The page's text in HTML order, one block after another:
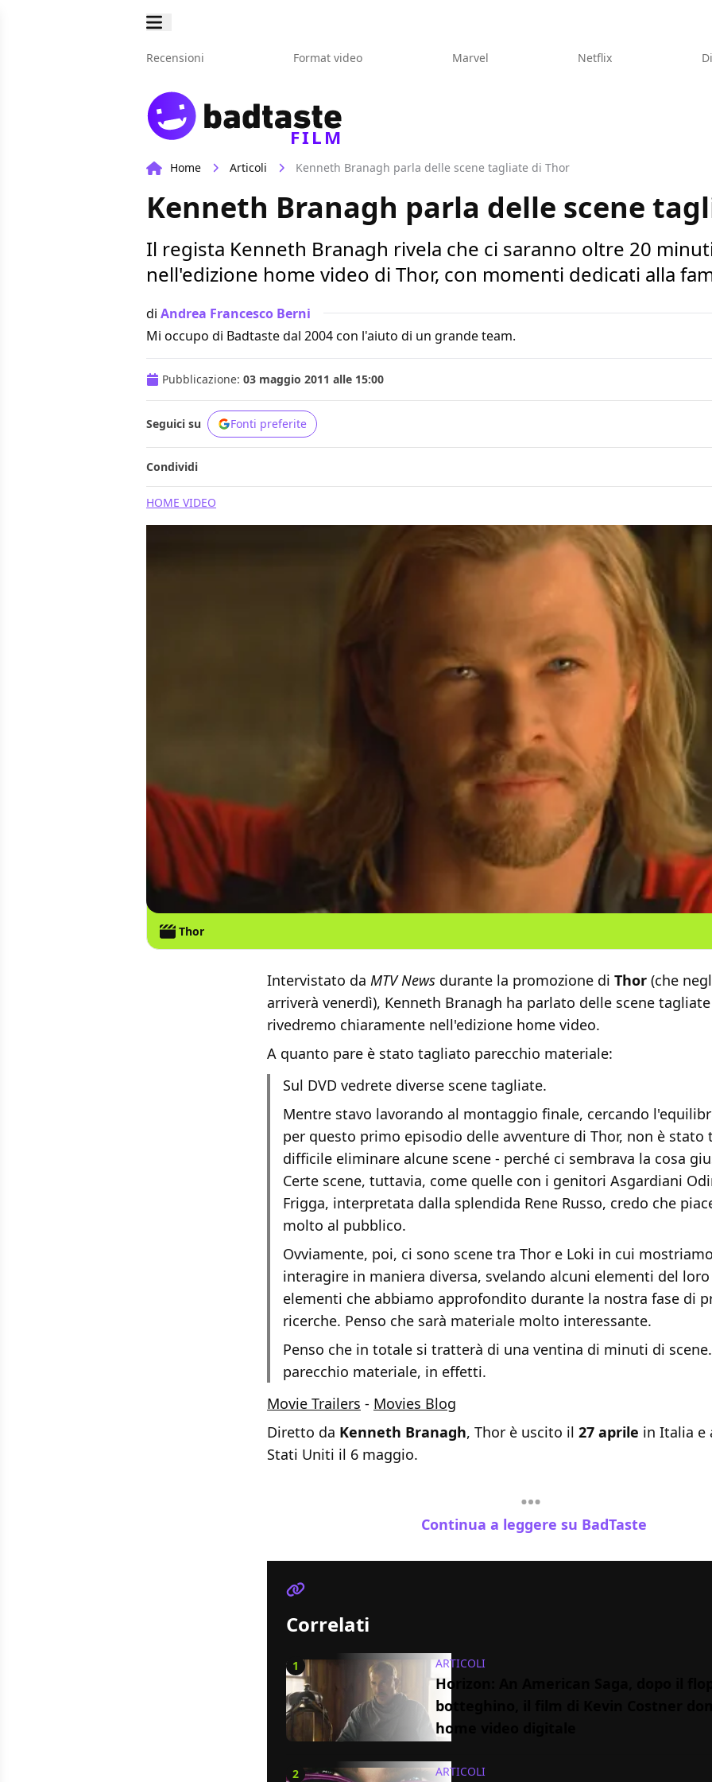
Recensioni Format video Marvel Netflix
FILM
Home Articoli Kenneth Branagh parla delle scene tagliate di Thor
Kenneth Branagh parla delle scene
Il regista Kenneth Branagh rivela che ci saranno oltre 20
nell'edizione home video di Thor, con momenti dedicati alla
di Andrea Francesco Berni
Mi occupo di Badtaste dal 2004 con l'aiuto di un grande team.
Pubblicazione: 03 maggio 2011 alle 15:00
Seguici su Fonti preferite
Condividi
HOME VIDEO
Thor
Intervistato da MTV News durante la promozione di Thor (che
arriverà venerdì), Kenneth Branagh ha parlato delle scene
rivedremo chiaramente nell'edizione home video.
A quanto pare è stato tagliato parecchio materiale:
Sul DVD vedrete diverse scene tagliate.
Mentre stavo lavorando al montaggio finale, cercando
per questo primo episodio delle avventure di Thor, non è stato
difficile eliminare alcune scene - perché ci sembrava la cosa
Certe scene, tuttavia, come quelle con i genitori Asgardiani
Frigga, interpretata dalla splendida Rene Russo, credo che
molto al pubblico.
Ovviamente, poi, ci sono scene tra Thor e Loki in cui
interagire in maniera diversa, svelando alcuni elementi del
elementi che abbiamo approfondito durante la nostra fase di
ricerche. Penso che sarà materiale molto interessante.
Penso che in totale si tratterà di una ventina di minuti di
parecchio materiale, in effetti.
Movie Trailers - Movies Blog
Diretto da Kenneth Branagh, Thor è uscito il 27 aprile in Italia e
Stati Uniti il 6 maggio.
Continua a leggere su BadTaste
Correlati
1 ARTICOLI
Horizon: An American Saga, dopo il
botteghino, il film di Kevin Costner
home video digitale
2 ARTICOLI